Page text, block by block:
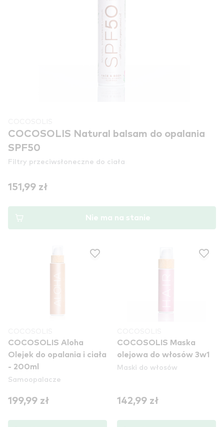
COCOSOLIS Natural balsam do opalania
SPF50
Filtry przeciwsłoneczne do ciała
151,99 zł
Nie ma na stanie
COCOSOLIS Aloha
Olejek do opalania i ciała
- 200ml
Samoopalacze
199,99 zł
COCOSOLIS Maska
olejowa do włosów 3w1
Maski do włosów
142,99 zł